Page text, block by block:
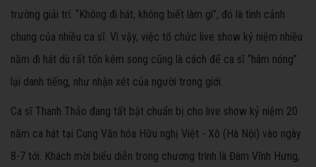
trường giải trí. “Không đi hát, không biết làm gì”, đó là tình cảnh
chung của nhiều ca sĩ. Vì vậy, việc tổ chức live show kỷ niệm nhiều
năm đi hát dù rất tốn kém song cũng là cách để ca sĩ “hâm nóng”
lại danh tiếng, như nhận xét của người trong giới.
Ca sĩ Thanh Thảo đang tất bật chuẩn bị cho live show kỷ niệm 20
năm ca hát tại Cung Văn hóa Hữu nghị Việt - Xô (Hà Nội) vào ngày
8-7 tới. Khách mời biểu diễn trong chương trình là Đàm Vĩnh Hưng,